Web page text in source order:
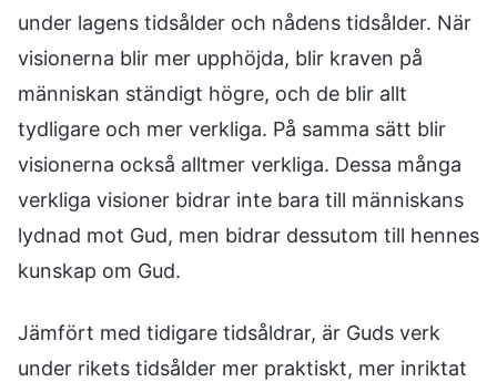
under lagens tidsålder och nådens tidsålder. När
visionerna blir mer upphöjda, blir kraven på
människan ständigt högre, och de blir allt
tydligare och mer verkliga. På samma sätt blir
visionerna också alltmer verkliga. Dessa många
verkliga visioner bidrar inte bara till människans
lydnad mot Gud, men bidrar dessutom till hennes
kunskap om Gud.
Jämfört med tidigare tidsåldrar, är Guds verk
under rikets tidsålder mer praktiskt, mer inriktat